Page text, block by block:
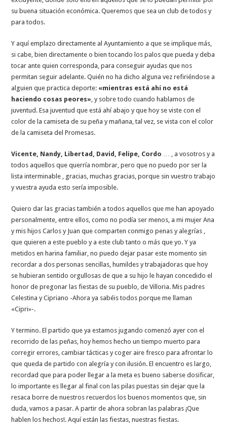
su buena situación económica. Queremos que sea un club de todos y
para todos.
Y aquí emplazo directamente al Ayuntamiento a que se implique más,
si cabe, bien directamente o bien tocando los palos que pueda y deba
tocar ante quien corresponda, para conseguir ayudas que nos
permitan seguir adelante. Quién no ha dicho alguna vez refiriéndose a
alguien que practica deporte: «mientras está ahí no está
haciendo cosas peores», y sobre todo cuando hablamos de
juventud. Esa juventud que está ahí abajo y que hoy se viste con el
color de la camiseta de su peña y mañana, tal vez, se vista con el color
de la camiseta del Promesas.
Vicente, Nandy, Libertad, David, Felipe, Cordo … , a vosotros y a
todos aquellos que querría nombrar, pero que no puedo por ser la
lista interminable , gracias, muchas gracias, porque sin vuestro trabajo
y vuestra ayuda esto sería imposible.
Quiero dar las gracias también a todos aquellos que me han apoyado
personalmente, entre ellos, como no podía ser menos, a mi mujer Ana
y mis hijos Carlos y Juan que comparten conmigo penas y alegrías ,
que quieren a este pueblo y a este club tanto o más que yo. Y ya
metidos en harina familiar, no puedo dejar pasar este momento sin
recordar a dos personas sencillas, humildes y trabajadoras que hoy
se hubieran sentido orgullosas de que a su hijo le hayan concedido el
honor de pregonar las fiestas de su pueblo, de Villoria. Mis padres
Celestina y Cipriano -Ahora ya sabéis todos porque me llaman
«Cipri»-.
Y termino. El partido que ya estamos jugando comenzó ayer con el
recorrido de las peñas, hoy hemos hecho un tiempo muerto para
corregir errores, cambiar tácticas y coger aire fresco para afrontar lo
que queda de partido con alegría y con ilusión. El encuentro es largo,
recordad que para poder llegar a la meta es bueno saberse dosificar,
lo importante es llegar al final con las pilas puestas sin dejar que la
resaca borre de nuestros recuerdos los buenos momentos que, sin
duda, vamos a pasar. A partir de ahora sobran las palabras ¡Que
hablen los hechos!. Aquí están las fiestas, nuestras fiestas.